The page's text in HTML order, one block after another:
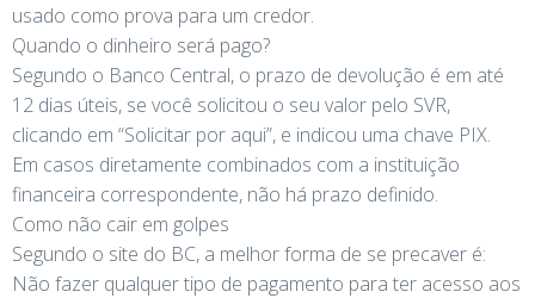
usado como prova para um credor.
Quando o dinheiro será pago?
Segundo o Banco Central, o prazo de devolução é em até
12 dias úteis, se você solicitou o seu valor pelo SVR,
clicando em “Solicitar por aqui”, e indicou uma chave PIX.
Em casos diretamente combinados com a instituição
financeira correspondente, não há prazo definido.
Como não cair em golpes
Segundo o site do BC, a melhor forma de se precaver é:
Não fazer qualquer tipo de pagamento para ter acesso aos